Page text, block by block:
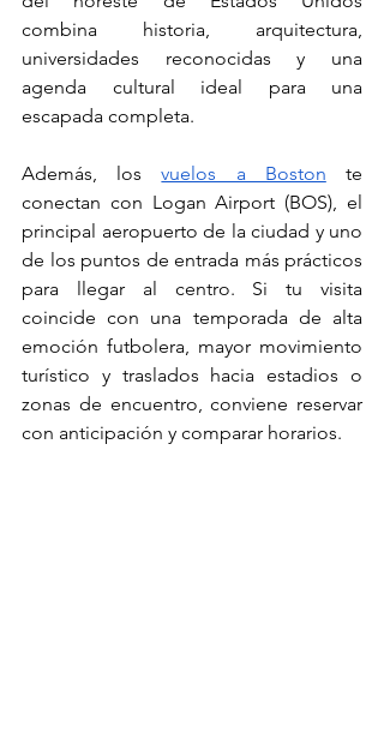
combina historia, arquitectura,
universidades reconocidas y una
agenda cultural ideal para una
escapada completa.
Además, los vuelos a Boston te
conectan con Logan Airport (BOS), el
principal aeropuerto de la ciudad y uno
de los puntos de entrada más prácticos
para llegar al centro. Si tu visita
coincide con una temporada de alta
emoción futbolera, mayor movimiento
turístico y traslados hacia estadios o
zonas de encuentro, conviene reservar
con anticipación y comparar horarios.